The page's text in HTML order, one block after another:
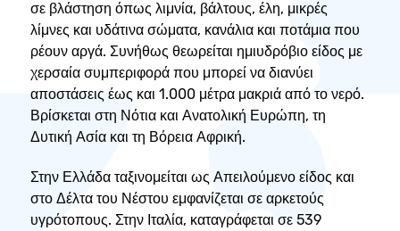
σε βλάστηση όπως λιμνία, βάλτους, έλη, μικρές
λίμνες και υδάτινα σώματα, κανάλια και ποτάμια που
ρέουν αργά. Συνήθως θεωρείται ημιυδρόβιο είδος με
χερσαία συμπεριφορά που μπορεί να διανύει
αποστάσεις έως και 1.000 μέτρα μακριά από το νερό.
Βρίσκεται στη Νότια και Ανατολική Ευρώπη, τη
Δυτική Ασία και τη Βόρεια Αφρική.
Στην Ελλάδα ταξινομείται ως Απειλούμενο είδος και
στο Δέλτα του Νέστου εμφανίζεται σε αρκετούς
υγρότοπους. Στην Ιταλία, καταγράφεται σε 539